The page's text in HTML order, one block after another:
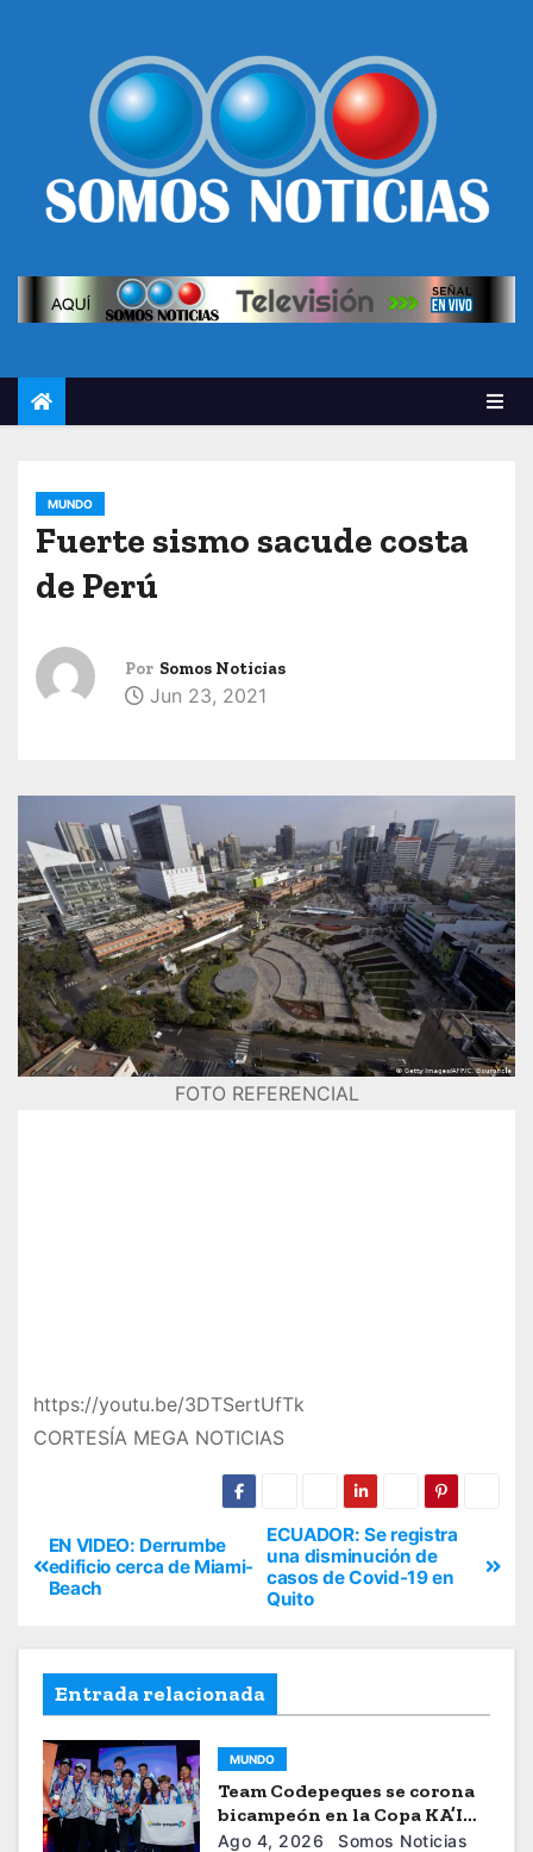
MUNDO
Fuerte sismo sacude costa
de Perú
Por Somos Noticias
Jun 23, 2021
FOTO REFERENCIAL
https://youtu.be/3DTSertUfTk
CORTESÍA MEGA NOTICIAS
ECUADOR: Se registra
una disminución de
casos de Covid-19 en
Quito
EN VIDEO: Derrumbe
edificio cerca de Miami-
Beach
Entrada relacionada
MUNDO
Team Codepeques se corona
bicampeón en la Copa KA’I
2026
Ago 4, 2026 Somos Noticias